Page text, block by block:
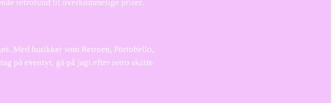
retrofund til overkommelige priser.
Med butikker som Retroen, Portobello,
på eventyr, gå på jagt efter retro skatte